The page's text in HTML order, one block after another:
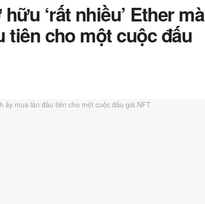
‘rất nhiều’ Ether mà
tiên cho một cuộc đấu